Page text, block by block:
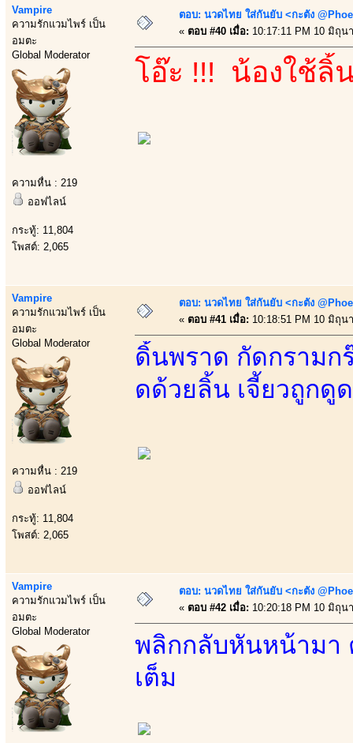
Vampire
ความรักแวมไพร์ เป็น
อมตะ
Global Moderator
ความหื่น : 219
ออฟไลน์
กระทู้: 11,804
โพสต์: 2,065
ตอบ: นวดไทย ใส่กันยับ <กะตัง
« ตอบ #40 เมื่อ: 10:17:11 PM 10 มิถุน
โอ๊ะ !!! น้องใช้ลิ้
Vampire
ความรักแวมไพร์ เป็น
อมตะ
Global Moderator
ความหื่น : 219
ออฟไลน์
กระทู้: 11,804
โพสต์: 2,065
ตอบ: นวดไทย ใส่กันยับ <กะตัง
« ตอบ #41 เมื่อ: 10:18:51 PM 10 มิถุน
ดิ้นพราด กัดกรามก
ดด้วยลิ้น เจี้ยวถูกดู
Vampire
ความรักแวมไพร์ เป็น
อมตะ
Global Moderator
ตอบ: นวดไทย ใส่กันยับ <กะตัง
« ตอบ #42 เมื่อ: 10:20:18 PM 10 มิถุน
พลิกกลับหันหน้ามา
เต็ม